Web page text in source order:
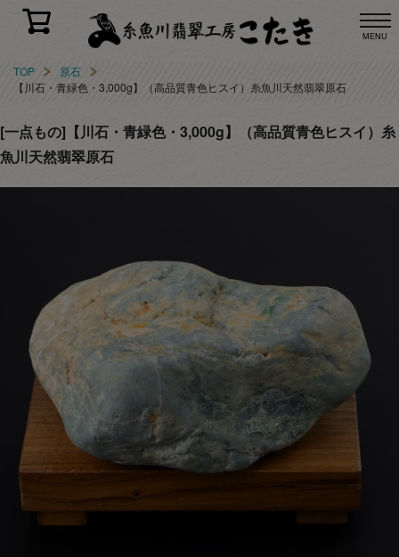
MENU
TOP
原石
【川石・青緑色・3,000g】（高品質青色ヒスイ）糸魚川天然翡翠原石
[一点もの]【川石・青緑色・3,000g】（高品質青色ヒスイ）糸
魚川天然翡翠原石